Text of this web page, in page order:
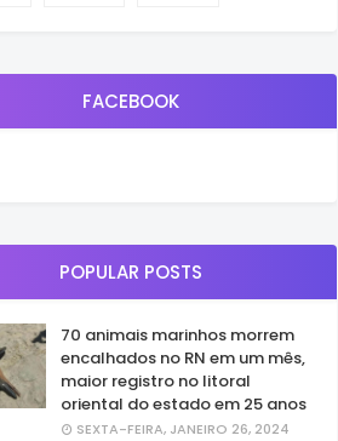
FACEBOOK
POPULAR POSTS
70 animais marinhos morrem
encalhados no RN em um mês,
maior registro no litoral
oriental do estado em 25 anos
SEXTA-FEIRA, JANEIRO 26, 2024